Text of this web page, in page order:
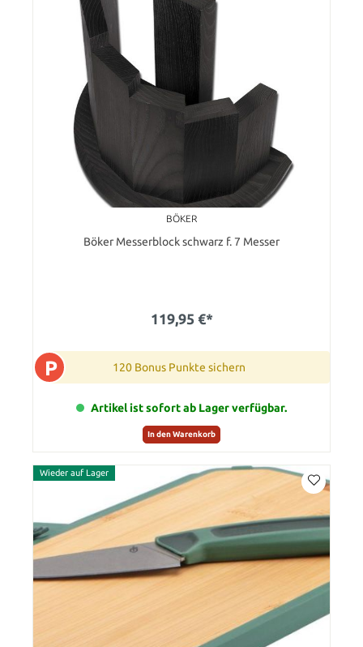
BÖKER
Böker Messerblock schwarz f. 7 Messer
119,95 €*
P 120 Bonus Punkte sichern
Artikel ist sofort ab Lager verfügbar.
In den Warenkorb
Wieder auf Lager